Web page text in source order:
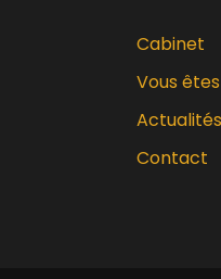
Cabinet
Vous
Actualités
Contact